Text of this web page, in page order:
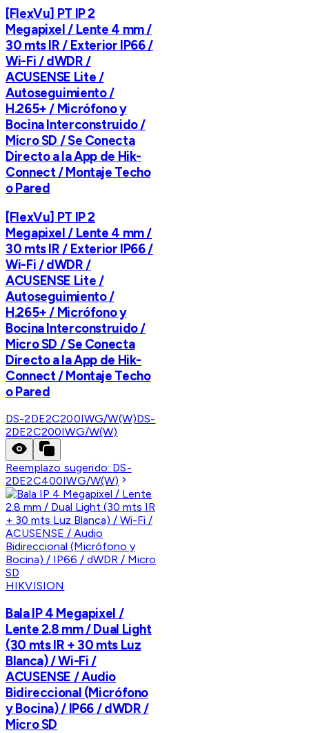
[FlexVu] PT IP 2
Megapixel / Lente 4 mm /
30 mts IR / Exterior IP66 /
Wi-Fi / dWDR /
ACUSENSE Lite /
Autoseguimiento /
H.265+ / Micrófono y
Bocina Interconstruido /
Micro SD / Se Conecta
Directo a la App de Hik-
Connect / Montaje Techo
o Pared
[FlexVu] PT IP 2
Megapixel / Lente 4 mm /
30 mts IR / Exterior IP66 /
Wi-Fi / dWDR /
ACUSENSE Lite /
Autoseguimiento /
H.265+ / Micrófono y
Bocina Interconstruido /
Micro SD / Se Conecta
Directo a la App de Hik-
Connect / Montaje Techo
o Pared
DS-2DE2C200IWG/W(W)DS-
2DE2C200IWG/W(W)
Reemplazo sugerido: DS-
2DE2C400IWG/W(W)
HIKVISION
Bala IP 4 Megapixel /
Lente 2.8 mm / Dual Light
(30 mts IR + 30 mts Luz
Blanca) / Wi-Fi /
ACUSENSE / Audio
Bidireccional (Micrófono
y Bocina) / IP66 / dWDR /
Micro SD